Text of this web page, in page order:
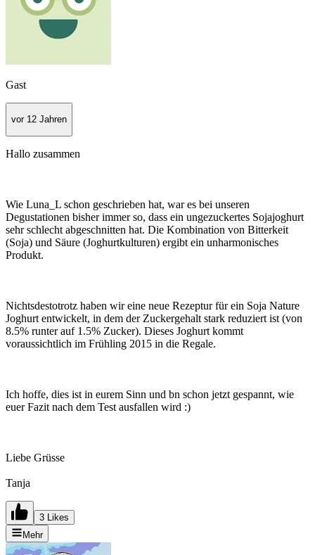
Gast
vor 12 Jahren
Hallo zusammen
Wie Luna_L schon geschrieben hat, war es bei unseren
Degustationen bisher immer so, dass ein ungezuckertes Sojajoghurt
sehr schlecht abgeschnitten hat. Die Kombination von Bitterkeit
(Soja) und Säure (Joghurtkulturen) ergibt ein unharmonisches
Produkt.
Nichtsdestotrotz haben wir eine neue Rezeptur für ein Soja Nature
Joghurt entwickelt, in dem der Zuckergehalt stark reduziert ist (von
8.5% runter auf 1.5% Zucker). Dieses Joghurt kommt
voraussichtlich im Frühling 2015 in die Regale.
Ich hoffe, dies ist in eurem Sinn und bn schon jetzt gespannt, wie
euer Fazit nach dem Test ausfallen wird :)
Liebe Grüsse
Tanja
3 Likes
Mehr